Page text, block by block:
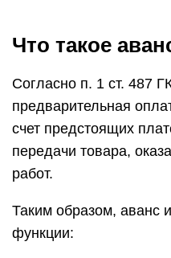
Что такое
Согласно п. 1 ст. 487
предварительная
счет предстоящих
передачи товара,
работ.
Таким образом, аванс
функции: